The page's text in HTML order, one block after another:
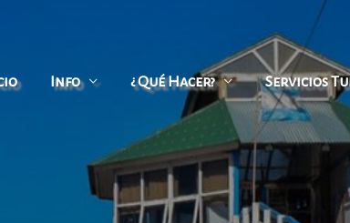
Info ¿ Qué Hacer? Servicios